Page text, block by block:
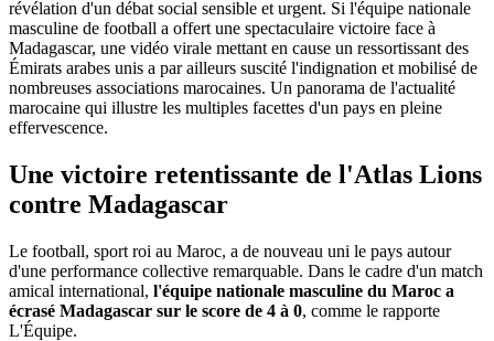
révélation d'un débat social sensible et urgent. Si l'équipe nationale
masculine de football a offert une spectaculaire victoire face à
Madagascar, une vidéo virale mettant en cause un ressortissant des
Émirats arabes unis a par ailleurs suscité l'indignation et mobilisé de
nombreuses associations marocaines. Un panorama de l'actualité
marocaine qui illustre les multiples facettes d'un pays en pleine
effervescence.
Une victoire retentissante de l'Atlas Lions
contre Madagascar
Le football, sport roi au Maroc, a de nouveau uni le pays autour
d'une performance collective remarquable. Dans le cadre d'un match
amical international, l'équipe nationale masculine du Maroc a
écrasé Madagascar sur le score de 4 à 0, comme le rapporte
L'Équipe.